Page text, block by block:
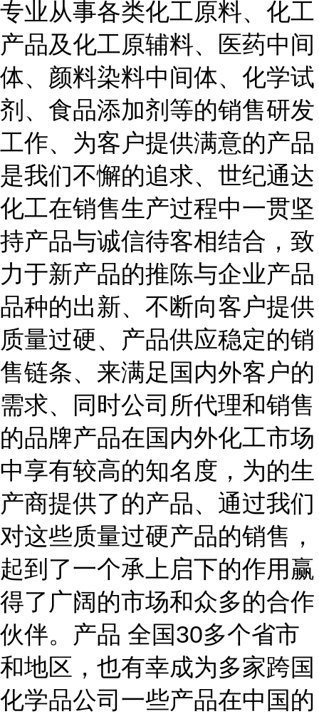
专业从事各类化工原料、化工
产品及化工原辅料、医药中间
体、颜料染料中间体、化学试
剂、食品添加剂等的销售研发
工作、为客户提供满意的产品
是我们不懈的追求、世纪通达
化工在销售生产过程中一贯坚
持产品与诚信待客相结合，致
力于新产品的推陈与企业产品
品种的出新、不断向客户提供
质量过硬、产品供应稳定的销
售链条、来满足国内外客户的
需求、同时公司所代理和销售
的品牌产品在国内外化工市场
中享有较高的知名度，为的生
产商提供了的产品、通过我们
对这些质量过硬产品的销售，
起到了一个承上启下的作用赢
得了广阔的市场和众多的合作
伙伴。产品 全国30多个省市
和地区，也有幸成为多家跨国
化学品公司一些产品在中国的